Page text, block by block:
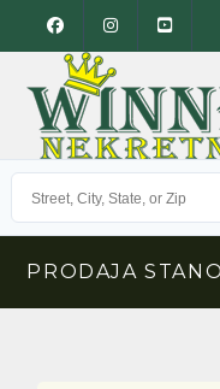
PRODAJA